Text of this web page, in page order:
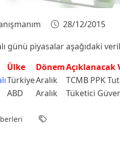
28/12/2015
günü piyasalar aşağıdaki
Ülke DönemAçıklanacak
TürkiyeAralık TCMB PPK
ABD
Aralık Tüketici